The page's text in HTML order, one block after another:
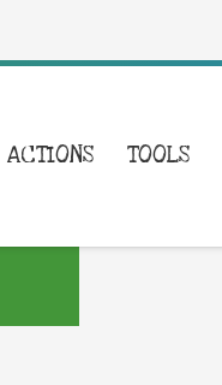
ACTIONS TOOLS